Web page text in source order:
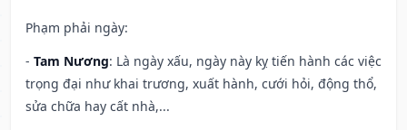
Phạm phải ngày:
- Tam Nương: Là ngày xấu, ngày này kỵ tiến hành các việc
trọng đại như khai trương, xuất hành, cưới hỏi, động thổ,
sửa chữa hay cất nhà,...